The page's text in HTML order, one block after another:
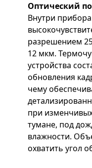
Оптический
Внутри
разрешением
12 мкм.
устройства
обновления
чему
при
тумане, под
влажности.
охватить угол